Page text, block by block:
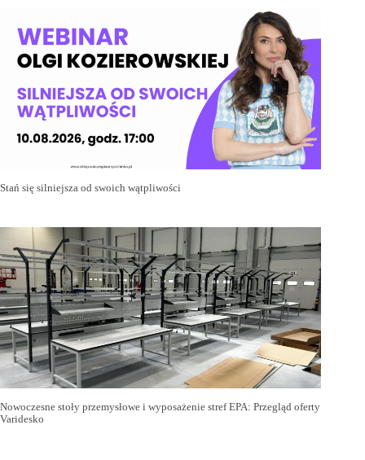
Stań się silniejsza od swoich wątpliwości
Nowoczesne stoły przemysłowe i wyposażenie stref EPA: Przegląd oferty
Varidesko